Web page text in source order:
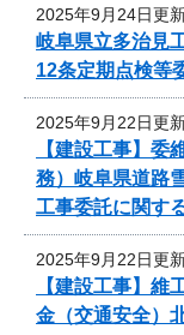
2025年9月24日更
岐阜県立多治見
12条定期点検等
2025年9月22日更
【建設工事】
務）岐阜県道路
工事委託に関す
2025年9月22日更
【建設工事】
金（交通安全）